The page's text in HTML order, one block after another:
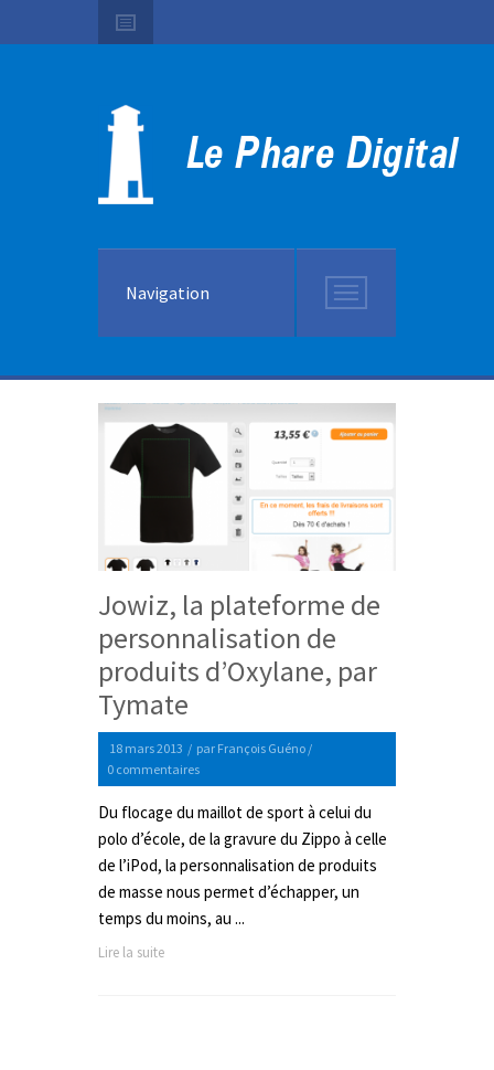
Navigation
Jowiz, la plateforme de
personnalisation de
produits d’Oxylane, par
Tymate
18 mars 2013 / par François Guéno /
0 commentaires
Du flocage du maillot de sport à celui du
polo d’école, de la gravure du Zippo à celle
de l’iPod, la personnalisation de produits
de masse nous permet d’échapper, un
temps du moins, au ...
Lire la suite